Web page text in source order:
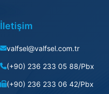
İletişim
valfsel@valfsel.com.tr
(+90) 236 233 05 88/Pbx
(+90) 236 233 06 42/Pbx